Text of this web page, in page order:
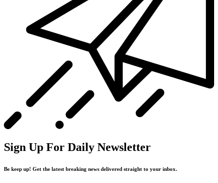
Sign Up For Daily Newsletter
Be keep up! Get the latest breaking news delivered straight to your inbox.